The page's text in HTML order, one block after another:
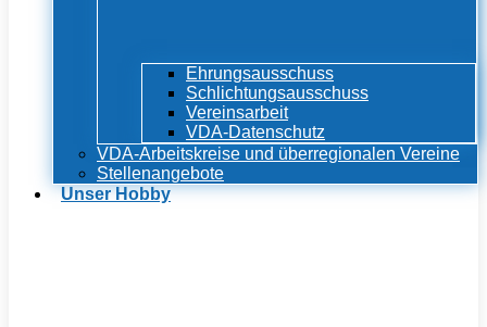
Ehrungsausschuss
Schlichtungsausschuss
Vereinsarbeit
VDA-Datenschutz
VDA-Arbeitskreise und überregionalen Vereine
Stellenangebote
Unser Hobby